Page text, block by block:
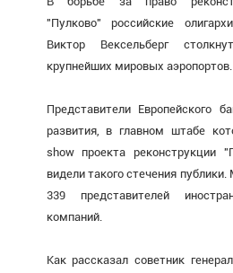
"Пулково" российские
Виктор Вексельберг
крупнейших мировых аэропортов.
Представители Европейского
развития, в главном штабе
show проекта реконструкции
видели такого стечения
339 представителей
компаний.
Как рассказал советник